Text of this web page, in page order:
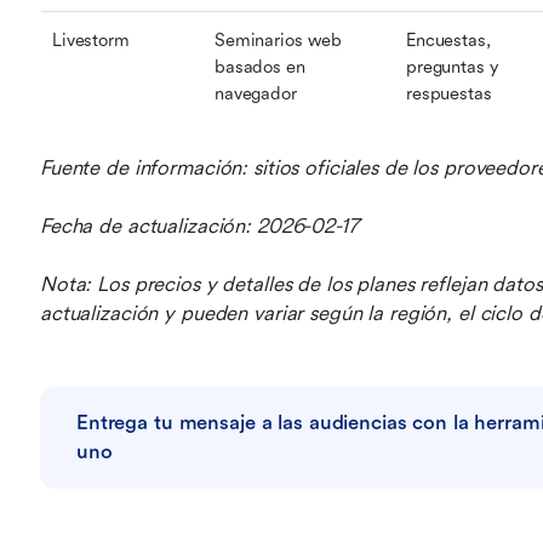
Livestorm
Seminarios web
basados en
navegador
Encuestas,
preguntas y
respuestas
Fuente de información: sitios oficiales de los
Fecha de actualización: 2026-02-17
Nota: Los precios y detalles de los planes reflejan
actualización y pueden variar según la región, el ciclo
Entrega tu mensaje a las audiencias con la
uno